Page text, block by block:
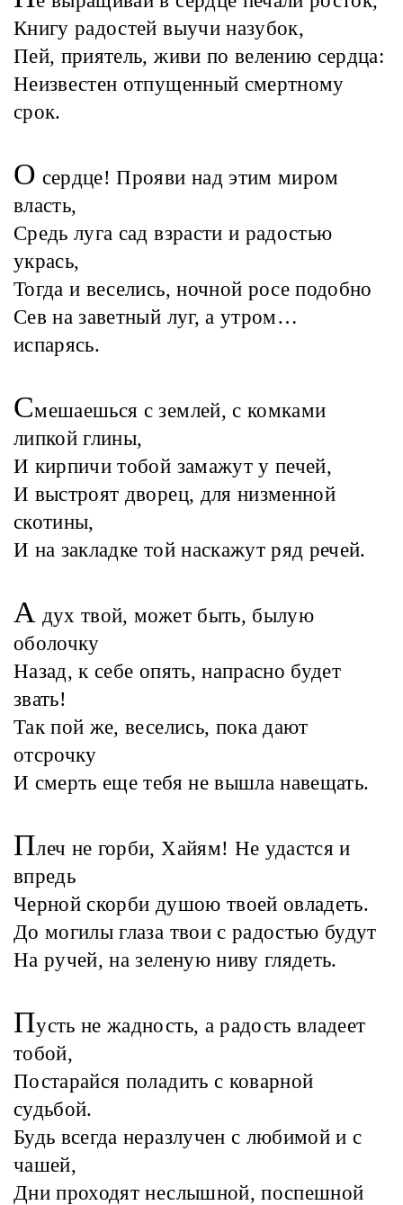
Книгу радостей выучи назубок,
Пей, приятель, живи по велению сердца:
Неизвестен отпущенный смертному
срок.
О сердце! Прояви над этим миром
власть,
Средь луга сад взрасти и радостью
укрась,
Тогда и веселись, ночной росе подобно
Сев на заветный луг, а утром…
испарясь.
Смешаешься с землей, с комками
липкой глины,
И кирпичи тобой замажут у печей,
И выстроят дворец, для низменной
скотины,
И на закладке той наскажут ряд речей.
А дух твой, может быть, былую
оболочку
Назад, к себе опять, напрасно будет
звать!
Так пой же, веселись, пока дают
отсрочку
И смерть еще тебя не вышла навещать.
Плеч не горби, Хайям! Не удастся и
впредь
Черной скорби душою твоей овладеть.
До могилы глаза твои с радостью будут
На ручей, на зеленую ниву глядеть.
Пусть не жадность, а радость владеет
тобой,
Постарайся поладить с коварной
судьбой.
Будь всегда неразлучен с любимой и с
чашей,
Дни проходят неслышной, поспешной